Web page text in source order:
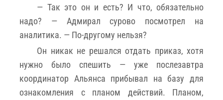
— Так это он и есть? И что, обязательно
надо? — Адмирал сурово посмотрел на
аналитика. — По-другому нельзя?
Он никак не решался отдать приказ, хотя
нужно было спешить — уже послезавтра
координатор Альянса прибывал на базу для
ознакомления с планом действий. Планом,